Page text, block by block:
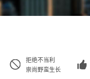
拒绝不当利
崇尚野蛮生长